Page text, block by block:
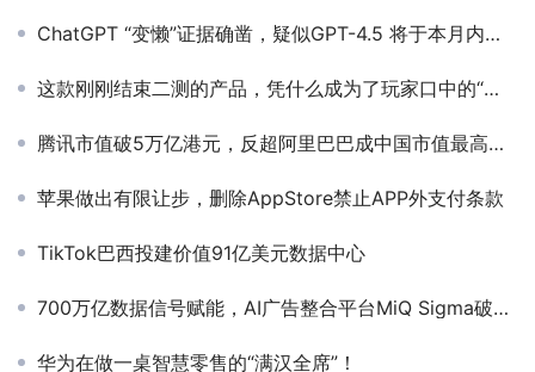
ChatGPT “变懒”证据确凿，疑似GPT-4.5 将于本月内发布！
这款刚刚结束二测的产品，凭什么成为了玩家口中的“回合制天花板”？
腾讯市值破5万亿港元，反超阿里巴巴成中国市值最高公司
苹果做出有限让步，删除AppStore禁止APP外支付条款
TikTok巴西投建价值91亿美元数据中心
700万亿数据信号赋能，AI广告整合平台MiQ Sigma破解出海增长密码
华为在做一桌智慧零售的“满汉全席”！